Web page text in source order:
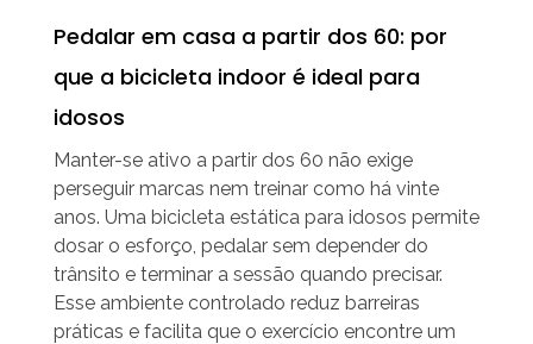
Pedalar em casa a partir dos 60: por
que a bicicleta indoor é ideal para
idosos
Manter-se ativo a partir dos 60 não exige
perseguir marcas nem treinar como há vinte
anos. Uma bicicleta estática para idosos permite
dosar o esforço, pedalar sem depender do
trânsito e terminar a sessão quando precisar.
Esse ambiente controlado reduz barreiras
práticas e facilita que o exercício encontre um